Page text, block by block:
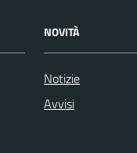
NOVITÀ
Notizie
Avvisi